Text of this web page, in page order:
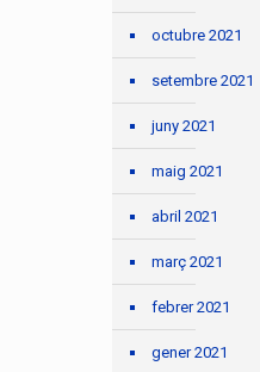
octubre 2021
setembre 2021
juny 2021
maig 2021
abril 2021
març 2021
febrer 2021
gener 2021